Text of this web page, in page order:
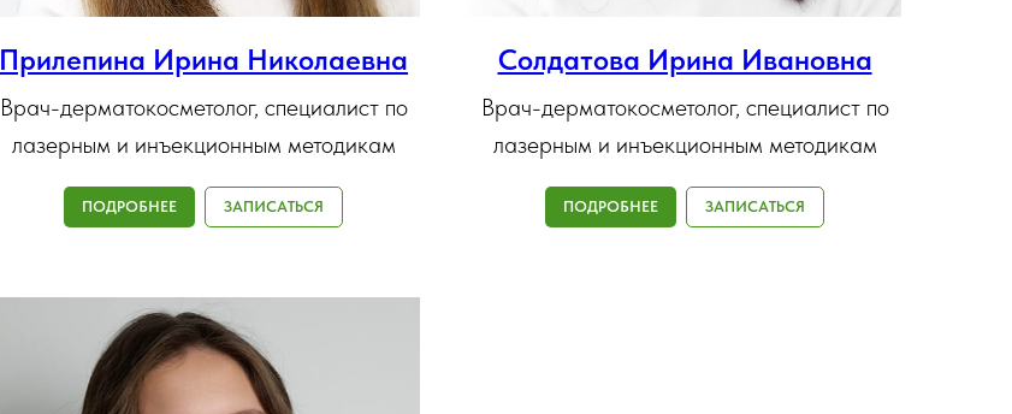
Прилепина Ирина Николаевна
Врач-дерматокосметолог, специалист по
лазерным и инъекционным методикам
ПОДРОБНЕЕ ЗАПИСАТЬСЯ
Солдатова Ирина Ивановна
Врач-дерматокосметолог, специалист по
лазерным и инъекционным методикам
ПОДРОБНЕЕ ЗАПИСАТЬСЯ